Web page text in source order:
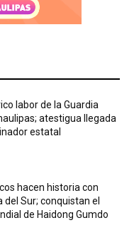
labor de la Guardia
atestigua llegada
estatal
hacen historia con
del Sur; conquistan el
de Haidong Gumdo